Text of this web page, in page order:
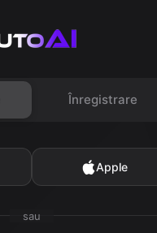
Înregistrare
Apple
sau